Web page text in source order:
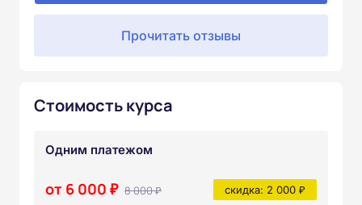
Прочитать отзывы
Стоимость курса
Одним платежом
от 6 000 ₽ 8 000 ₽ скидка: 2 000 ₽